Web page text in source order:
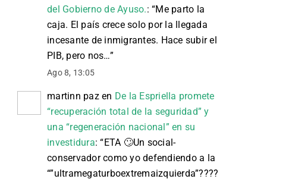
del Gobierno de Ayuso.: “Me parto la
caja. El país crece solo por la llegada
incesante de inmigrantes. Hace subir el
PIB, pero nos…”
Ago 8, 13:05
martinn pazen De la Espriella promete
“recuperación total de la seguridad” y
una “regeneración nacional” en su
investidura: “ETA 🙄 Un social-
conservador como yo defendiendo a la
“”ultramegaturboextremaizquierda”????